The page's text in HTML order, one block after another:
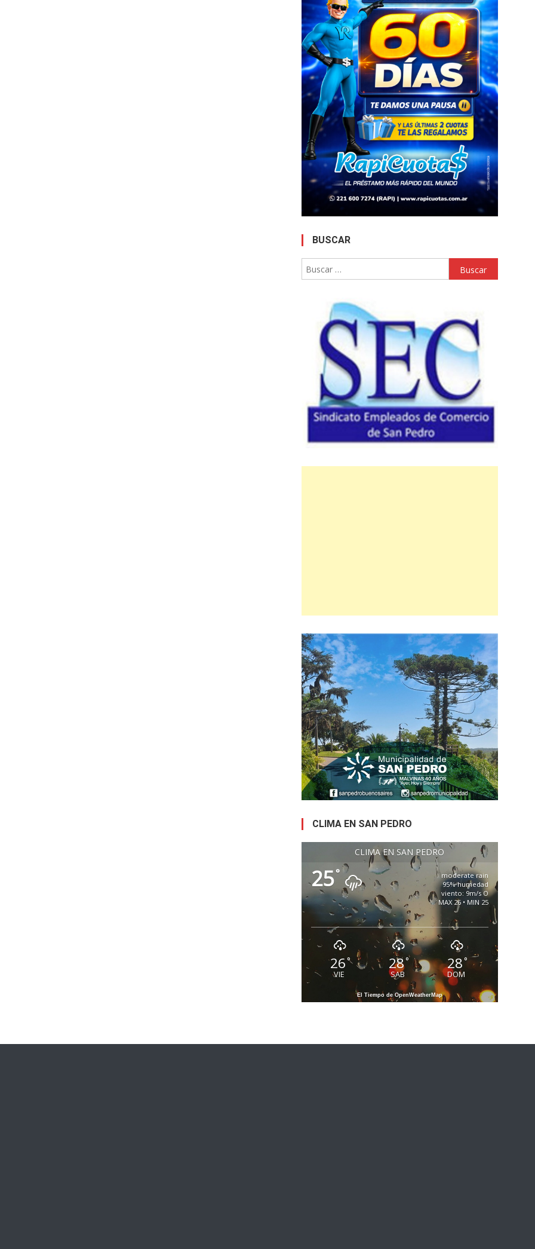
BUSCAR
Buscar:
CLIMA EN SAN PEDRO
CLIMA EN SAN PEDRO
25°
moderate rain
95% humedad
viento: 9m/s O
MAX 26 • MIN 25
26°
VIE
28°
SAB
28°
DOM
El Tiempo de OpenWeatherMap